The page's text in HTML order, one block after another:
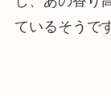
ているそうで